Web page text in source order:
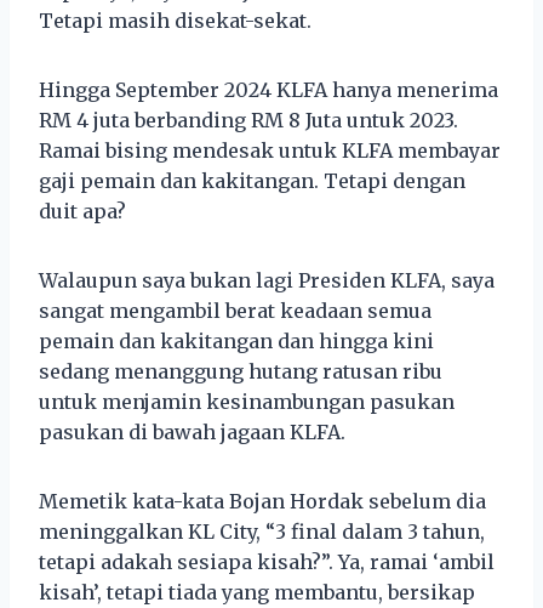
Tetapi masih disekat-sekat.
Hingga September 2024 KLFA hanya menerima
RM 4 juta berbanding RM 8 Juta untuk 2023.
Ramai bising mendesak untuk KLFA membayar
gaji pemain dan kakitangan. Tetapi dengan
duit apa?
Walaupun saya bukan lagi Presiden KLFA, saya
sangat mengambil berat keadaan semua
pemain dan kakitangan dan hingga kini
sedang menanggung hutang ratusan ribu
untuk menjamin kesinambungan pasukan
pasukan di bawah jagaan KLFA.
Memetik kata-kata Bojan Hordak sebelum dia
meninggalkan KL City, “3 final dalam 3 tahun,
tetapi adakah sesiapa kisah?”. Ya, ramai ‘ambil
kisah’, tetapi tiada yang membantu, bersikap